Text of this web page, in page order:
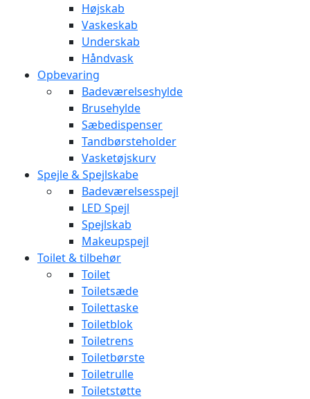
Højskab
Vaskeskab
Underskab
Håndvask
Opbevaring
Badeværelseshylde
Brusehylde
Sæbedispenser
Tandbørsteholder
Vasketøjskurv
Spejle & Spejlskabe
Badeværelsesspejl
LED Spejl
Spejlskab
Makeupspejl
Toilet & tilbehør
Toilet
Toiletsæde
Toilettaske
Toiletblok
Toiletrens
Toiletbørste
Toiletrulle
Toiletstøtte